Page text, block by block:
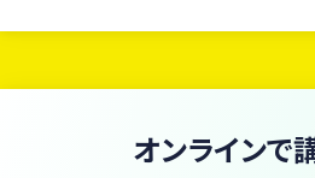
るレシピと技術が、ここにす
オンラインで